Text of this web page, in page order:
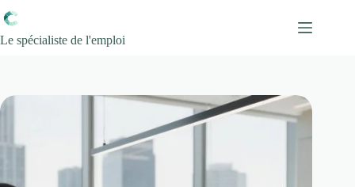
au
contenu
Le spécialiste de l'emploi